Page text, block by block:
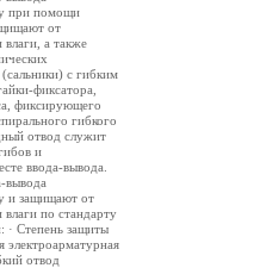
при помощи
от
а также
c гибким
фиксатора,
фиксирующего
гибкого
отвод служит
и
ввода-вывода.
вывода
и защищают от
по стандарту
· Степень защиты
отвод